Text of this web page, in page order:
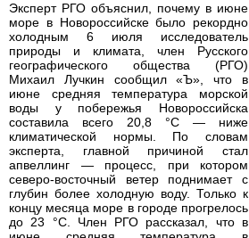
Эксперт РГО объяснил, почему в июне
море в Новороссийске было рекордно
холодным 6 июля исследователь
природы и климата, член Русского
географического общества (РГО)
Михаил Лучкин сообщил «Ъ», что в
июне средняя температура морской
воды у побережья Новороссийска
составила всего 20,8 °C — ниже
климатической нормы. По словам
эксперта, главной причиной стал
апвеллинг — процесс, при котором
северо-восточный ветер поднимает с
глубин более холодную воду. Только к
концу месяца море в городе прогрелось
до 23 °C. Член РГО рассказал, что в